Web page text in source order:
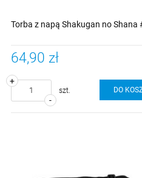
Torba z napą Shakugan no Shana
64,90 zł
-
+
szt. DO